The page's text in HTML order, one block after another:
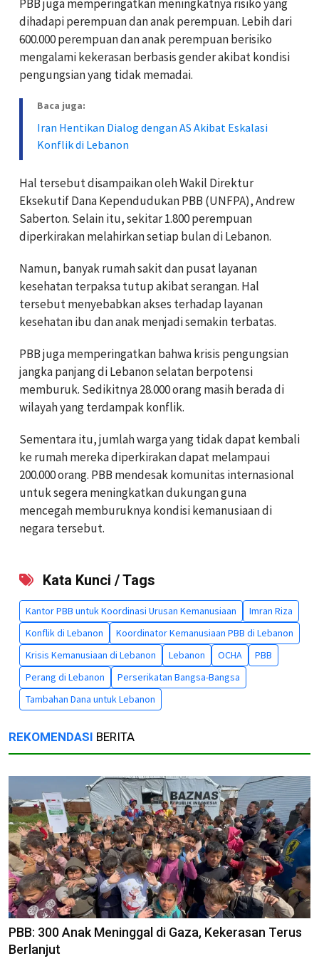
PBB juga memperingatkan meningkatnya risiko yang
dihadapi perempuan dan anak perempuan. Lebih dari
600.000 perempuan dan anak perempuan berisiko
mengalami kekerasan berbasis gender akibat kondisi
pengungsian yang tidak memadai.
Baca juga:
Iran Hentikan Dialog dengan AS Akibat Eskalasi
Konflik di Lebanon
Hal tersebut disampaikan oleh Wakil Direktur
Eksekutif Dana Kependudukan PBB (UNFPA), Andrew
Saberton. Selain itu, sekitar 1.800 perempuan
diperkirakan melahirkan setiap bulan di Lebanon.
Namun, banyak rumah sakit dan pusat layanan
kesehatan terpaksa tutup akibat serangan. Hal
tersebut menyebabkan akses terhadap layanan
kesehatan ibu dan anak menjadi semakin terbatas.
PBB juga memperingatkan bahwa krisis pengungsian
jangka panjang di Lebanon selatan berpotensi
memburuk. Sedikitnya 28.000 orang masih berada di
wilayah yang terdampak konflik.
Sementara itu, jumlah warga yang tidak dapat kembali
ke rumah mereka diperkirakan dapat melampaui
200.000 orang. PBB mendesak komunitas internasional
untuk segera meningkatkan dukungan guna
mencegah memburuknya kondisi kemanusiaan di
negara tersebut.
Kata Kunci / Tags
Kantor PBB untuk Koordinasi Urusan Kemanusiaan
Imran Riza
Konflik di Lebanon
Koordinator Kemanusiaan PBB di Lebanon
Krisis Kemanusiaan di Lebanon
Lebanon OCHA
PBB
Perang di Lebanon
Perserikatan Bangsa-Bangsa
Tambahan Dana untuk Lebanon
REKOMENDASI BERITA
PBB: 300 Anak Meninggal di Gaza, Kekerasan Terus
Berlanjut